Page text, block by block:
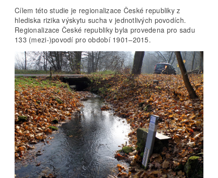
Cílem této studie je regionalizace České republiky z
hlediska rizika výskytu sucha v jednotlivých povodích.
Regionalizace České republiky byla provedena pro sadu
133 (mezi-)povodí pro období 1901–2015.